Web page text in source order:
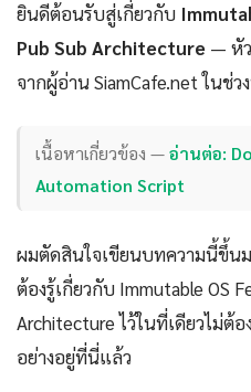
ยินดีต้อนรับสู่เกี่ยวกับ
Pub Sub Architecture — หั
จากผู้อ่าน SiamCafe.net ในช่ว
เนื้อหาเกี่ยวข้อง —อ่านต่อ:
Automation Script
ผมตัดสินใจเขียนบทความนี้ขึ้น
ต้องรู้เกี่ยวกับ Immutable OS
Architecture ไว้ในที่เดียวไม่
อย่างอยู่ที่นี่แล้ว